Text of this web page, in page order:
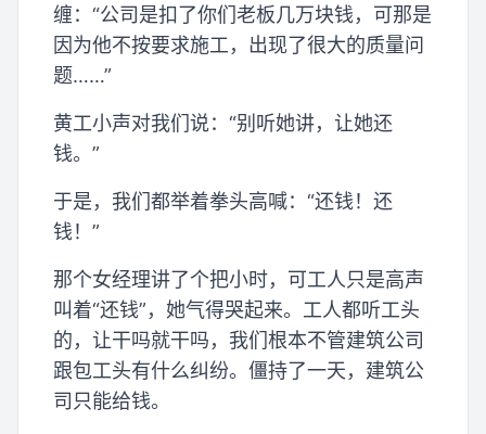
缠：“公司是扣了你们老板几万块钱，可那是
因为他不按要求施工，出现了很大的质量问
题……”
黄工小声对我们说：“别听她讲，让她还
钱。”
于是，我们都举着拳头高喊：“还钱！还
钱！”
那个女经理讲了个把小时，可工人只是高声
叫着“还钱”，她气得哭起来。工人都听工头
的，让干吗就干吗，我们根本不管建筑公司
跟包工头有什么纠纷。僵持了一天，建筑公
司只能给钱。